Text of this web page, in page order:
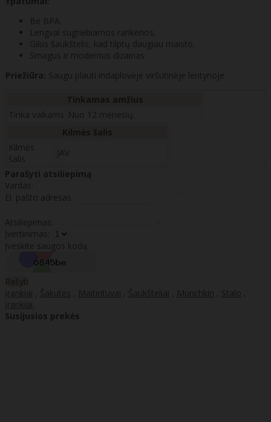
Be BPA.
Lengvai sugriebiamos rankenos.
Gilus šaukštelis, kad tilptų daugiau maisto.
Smagus ir modernus dizainas.
Priežiūra: Saugu plauti indaplovėje viršutinėje lentynoje.
Tinka vaikams Nuo 12 mėnesių.
Kilmės
šalis
JAV
Parašyti atsiliepimą
Vardas:
El. pašto adresas:
Atsiliepimas:
Įvertinimas:
Įveskite saugos kodą:
Rašyti
įrankiai
Šakutės Maitintuvai Šaukšteliai Munchkin Stalo
įrankiai,
Susijusios prekės